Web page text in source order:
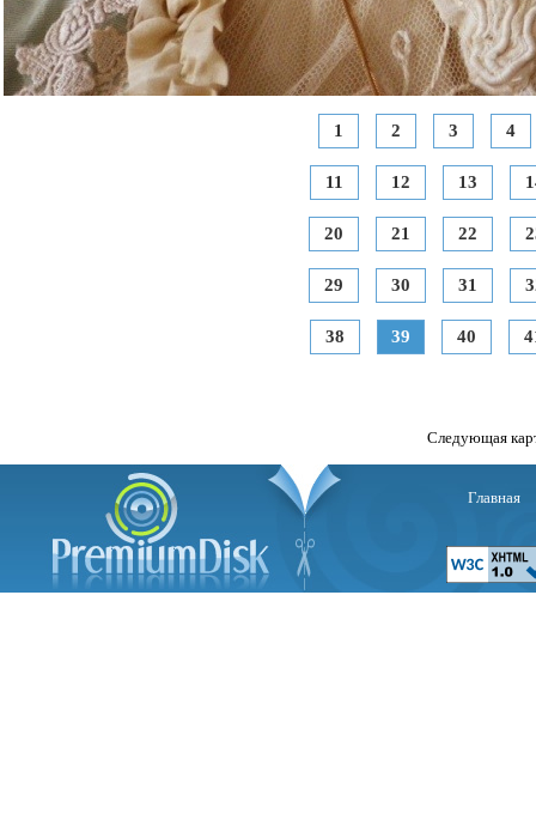
1 2 3 4
11 12 13
20 21 22
29 30 31
38 39 40
Следующая
Главная